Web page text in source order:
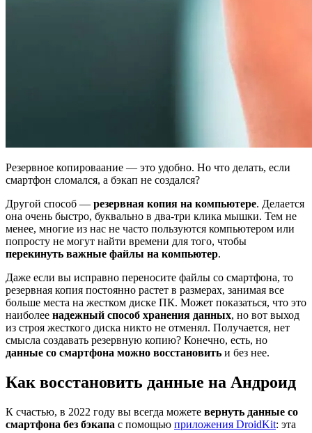
Резервное копироваание — это удобно. Но что делать, если
смартфон сломался, а бэкап не создался?
Другой способ — резервная копия на компьютере. Делается
она очень быстро, буквально в два-три клика мышки. Тем не
менее, многие из нас не часто пользуются компьютером или
попросту не могут найти времени для того, чтобы
перекинуть важные файлы на компьютер.
Даже если вы исправно переносите файлы со смартфона, то
резервная копия постоянно растет в размерах, занимая все
больше места на жестком диске ПК. Может показаться, что это
наиболее надежный способ хранения данных, но вот выход
из строя жесткого диска никто не отменял. Получается, нет
смысла создавать резервную копию? Конечно, есть, но
данные со смартфона можно восстановить и без нее.
Как восстановить данные на Андроид
К счастью, в 2022 году вы всегда можете вернуть данные со
смартфона без бэкапа с помощью приложения DroidKit: эта